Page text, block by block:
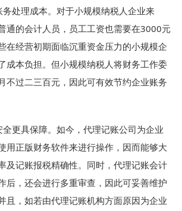
理成本。对于小规模纳税人企业来
通的会计人员，员工工资也需要在3000元
在经营初期面临沉重资金压力的小规模企
成本负担。但小规模纳税人将财务工作委
不过二三百元，因此可有效节约企业账务
具保障。如今，代理记账公司为企业
用正版财务软件来进行操作，因而能够大
及记账报税精确性。同时，代理记账会计
后，还会进行多重审查，因此可妥善维护
且，如若由代理记账机构方面原因为企业